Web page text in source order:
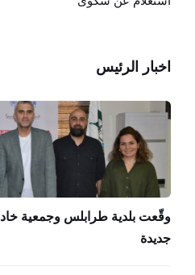
اخبار الرئيس
وقّعت بلدية طرابلس وجمعية
جديدة